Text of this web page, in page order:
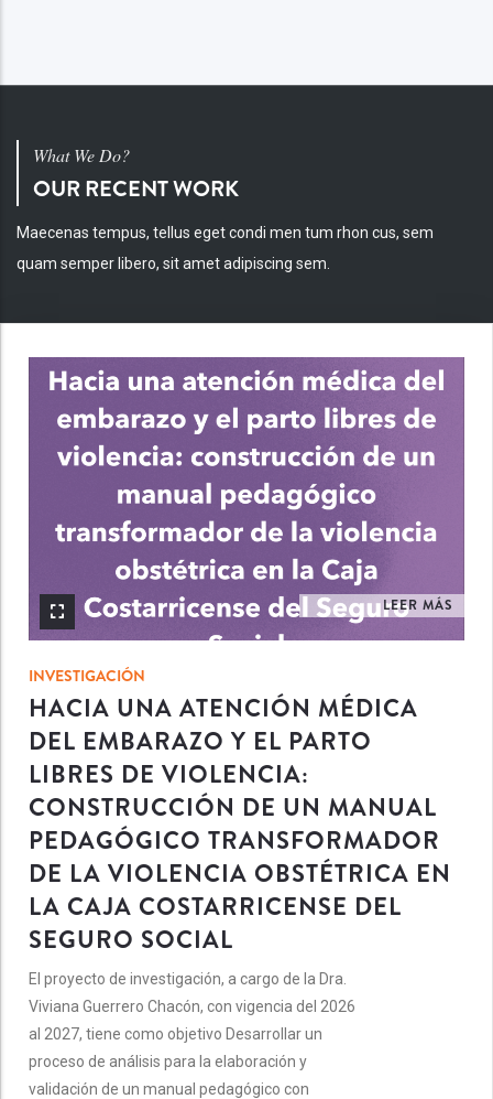
What We Do?
OUR RECENT WORK
Maecenas tempus, tellus eget condi men tum rhon cus, sem
quam semper libero, sit amet adipiscing sem.
LEER MÁS
INVESTIGACIÓN
HACIA UNA ATENCIÓN MÉDICA
DEL EMBARAZO Y EL PARTO
LIBRES DE VIOLENCIA:
CONSTRUCCIÓN DE UN MANUAL
PEDAGÓGICO TRANSFORMADOR
DE LA VIOLENCIA OBSTÉTRICA EN
LA CAJA COSTARRICENSE DEL
SEGURO SOCIAL
El proyecto de investigación, a cargo de la Dra.
Viviana Guerrero Chacón, con vigencia del 2026
al 2027, tiene como objetivo Desarrollar un
proceso de análisis para la elaboración y
validación de un manual pedagógico con